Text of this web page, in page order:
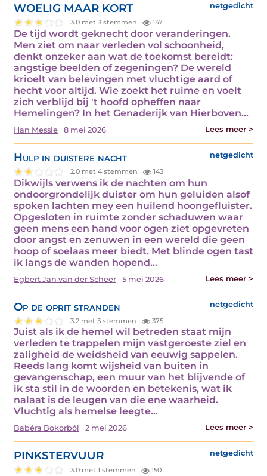
WOELIG MAAR KORT netgedicht
3.0 met 3 stemmen 147
De tijd wordt geknecht door veranderingen.
Men ziet om naar verleden vol schoonheid,
denkt onzeker aan wat de toekomst bereidt:
angstige beelden of zegeningen? De wereld
krioelt van belevingen met vluchtige aard of
hecht voor altijd. Wie zoekt het ruime en voelt
zich verblijd bij 't hoofd opheffen naar
Hemelingen? In het Genaderijk van Hierboven…
Han Messie 8 mei 2026 Lees meer >
Hulp in duistere nacht netgedicht
2.0 met 4 stemmen 143
Dikwijls verwens ik de nachten om hun
ondoorgrondelijk duister om hun geluiden alsof
spoken lachten mey een huilend hoongefluister.
Opgesloten in ruimte zonder schaduwen waar
geen mens een hand voor ogen ziet opgevreten
door angst en zenuwen in een wereld die geen
hoop of soelaas meer biedt. Met blinde ogen tast
ik langs de wanden hopend…
Egbert Jan van der Scheer 5 mei 2026 Lees meer >
Op de oprit stranden netgedicht
3.2 met 5 stemmen 375
Juist als ik de hemel wil betreden staat mijn
verleden te trappelen mijn vastgeroeste ziel en
zaligheid de weidsheid van eeuwig sappelen.
Reeds lang komt wijsheid van buiten in
gevangenschap, een muur van het blijvende of
ik sta stil in de woorden en betekenis, wat ik
nalaat is de leugen van die ene waarheid.
Vluchtig als hemelse leegte…
Babéra Bokorból 2 mei 2026 Lees meer >
PINKSTERVUUR netgedicht
3.0 met 1 stemmen 150